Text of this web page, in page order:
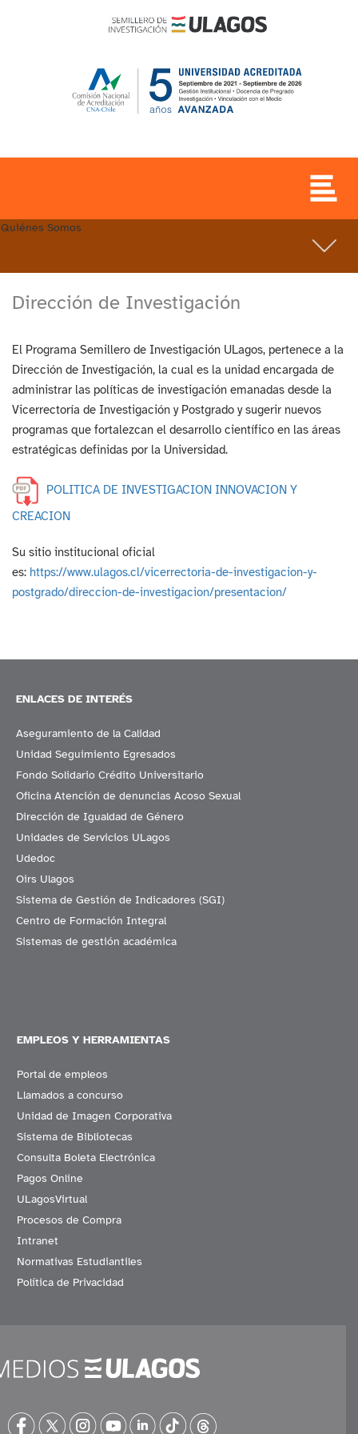
Quiénes Somos
Dirección de Investigación
El Programa Semillero de Investigación ULagos, pertenece a la
Dirección de Investigación, la cual es la unidad encargada de
administrar las políticas de investigación emanadas desde la
Vicerrectoría de Investigación y Postgrado y sugerir nuevos
programas que fortalezcan el desarrollo científico en las áreas
estratégicas definidas por la Universidad.
POLITICA DE INVESTIGACION INNOVACION Y
CREACION
Su sitio institucional oficial
es: https://www.ulagos.cl/vicerrectoria-de-investigacion-y-
postgrado/direccion-de-investigacion/presentacion/
ENLACES DE INTERÉS
Aseguramiento de la Calidad
Unidad Seguimiento Egresados
Fondo Solidario Crédito Universitario
Oficina Atención de denuncias Acoso Sexual
Dirección de Igualdad de Género
Unidades de Servicios ULagos
Udedoc
Oirs Ulagos
Sistema de Gestión de Indicadores (SGI)
Centro de Formación Integral
Sistemas de gestión académica
EMPLEOS Y HERRAMIENTAS
Portal de empleos
Llamados a concurso
Unidad de Imagen Corporativa
Sistema de Bibliotecas
Consulta Boleta Electrónica
Pagos Online
ULagosVirtual
Procesos de Compra
Intranet
Normativas Estudiantiles
Política de Privacidad